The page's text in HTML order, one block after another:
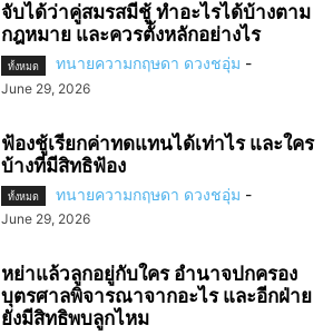
จับได้ว่าคู่สมรสมีชู้ ทำอะไรได้บ้างตาม
กฎหมาย และควรตั้งหลักอย่างไร
ทั้งหมด ทนายความกฤษดา ดวงชอุ่ม -
June 29, 2026
ฟ้องชู้เรียกค่าทดแทนได้เท่าไร และใคร
บ้างที่มีสิทธิฟ้อง
ทั้งหมด ทนายความกฤษดา ดวงชอุ่ม -
June 29, 2026
หย่าแล้วลูกอยู่กับใคร อำนาจปกครอง
บุตรศาลพิจารณาจากอะไร และอีกฝ่าย
ยังมีสิทธิพบลูกไหม